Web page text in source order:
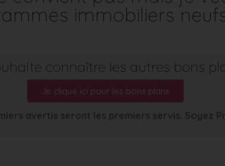
immobiliers
connaître les autres bons
Je clique ici pour les bons plans
avertis seront les premiers servis. Soyez